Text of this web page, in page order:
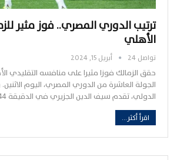
ترتيب الدوري المصري.. فوز مثير
الأهلي
تواصل 24 أبريل 15, 2024
حقق الزمالك فوزا مثيرا على منافسه التقليدي
الجولة العاشرة من الدوري المصري، اليوم
الدولي، تقدم سيف الدين الجزيري في الدقيقة 44،…
اقرأ أكثر...